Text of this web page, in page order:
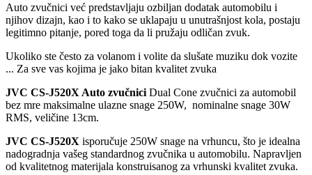
Auto zvučnici već predstavljaju ozbiljan dodatak automobilu i
njihov dizajn, kao i to kako se uklapaju u unutrašnjost kola, postaju
legitimno pitanje, pored toga da li pružaju odličan zvuk.
Ukoliko ste često za volanom i volite da slušate muziku dok vozite
... Za sve vas kojima je jako bitan kvalitet zvuka
JVC CS-J520X Auto zvučnici Dual Cone zvučnici za automobil
bez mre maksimalne ulazne snage 250W, nominalne snage 30W
RMS, veličine 13cm.
JVC CS-J520X isporučuje 250W snage na vrhuncu, što je idealna
nadogradnja vašeg standardnog zvučnika u automobilu. Napravljen
od kvalitetnog materijala konstruisanog za vrhunski kvalitet zvuka.